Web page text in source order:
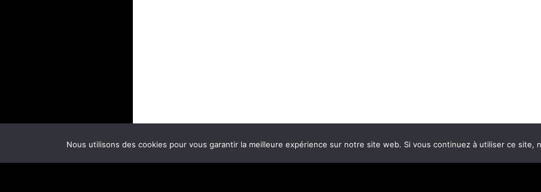
Nous utilisons des cookies pour vous garantir la meilleure expérience sur notre site web. Si vous continuez à utiliser ce site,